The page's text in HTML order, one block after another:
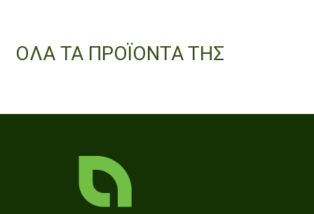
ΟΛΑ ΤΑ ΠΡΟΪΟΝΤΑ ΤΗΣ